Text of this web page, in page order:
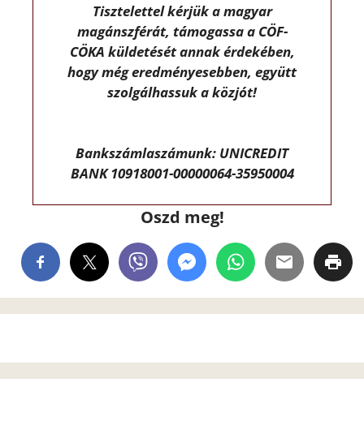
Tisztelettel kérjük a magyar
magánszférát, támogassa a CÖF-
CÖKA küldetését annak érdekében,
hogy még eredményesebben, együtt
szolgálhassuk a közjót!
Bankszámlaszámunk: UNICREDIT
BANK 10918001-00000064-35950004
Oszd meg!